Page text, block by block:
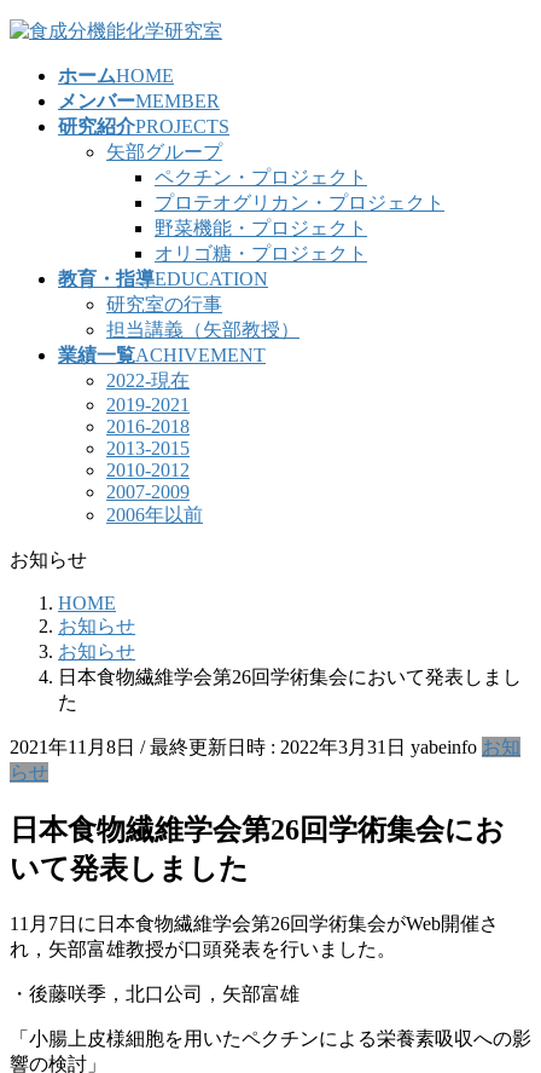
コ
ナ
ホームHOME
メンバーMEMBER
研究紹介PROJECTS
矢部グループ
ペクチン・プロジェクト
プロテオグリカン・プロジェクト
野菜機能・プロジェクト
オリゴ糖・プロジェクト
教育・指導EDUCATION
研究室の行事
担当講義（矢部教授）
業績一覧ACHIVEMENT
2022-現在
2019-2021
2016-2018
2013-2015
2010-2012
2007-2009
2006年以前
お知らせ
HOME
お知らせ
お知らせ
日本食物繊維学会第26回学術集会において発表しまし
た
2021年11月8日 / 最終更新日時 : 2022年3月31日 yabeinfo お知
らせ
日本食物繊維学会第26回学術集会にお
いて発表しました
11月7日に日本食物繊維学会第26回学術集会がWeb開催さ
れ，矢部富雄教授が口頭発表を行いました。
・後藤咲季，北口公司，矢部富雄
「小腸上皮様細胞を用いたペクチンによる栄養素吸収への影
響の検討」